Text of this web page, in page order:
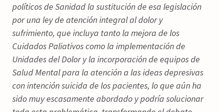
políticos de Sanidad la sustitución de esa legislación
por una ley de atención integral al dolor y
sufrimiento, que incluya tanto la mejora de los
Cuidados Paliativos como la implementación de
Unidades del Dolor y la incorporación de equipos de
Salud Mental para la atención a las ideas depresivas
con intención suicida de los pacientes, lo que aún ha
sido muy escasamente abordado y podría solucionar